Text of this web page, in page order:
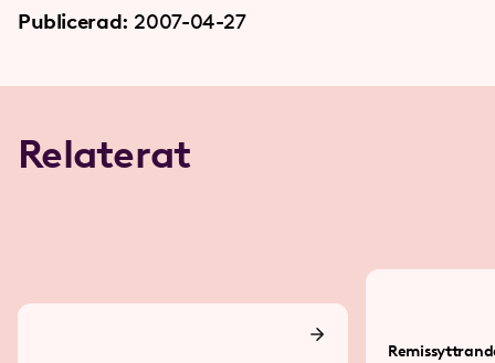
Publicerad: 2007-04-27
Relaterat